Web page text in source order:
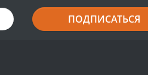
ПОДПИСАТЬСЯ